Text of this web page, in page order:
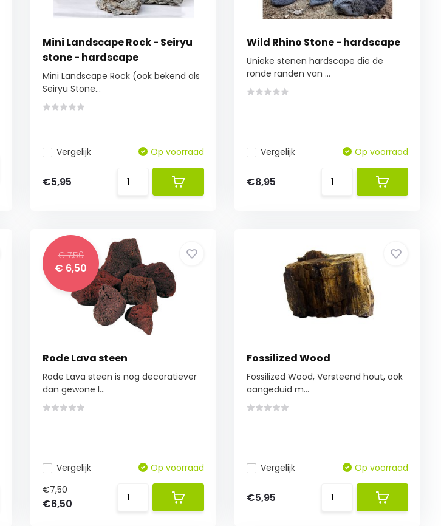
Mini Landscape Rock - Seiryu
stone - hardscape
Mini Landscape Rock (ook bekend als
Seiryu Stone...
Vergelijk Op voorraad
€5,95
Wild Rhino Stone - hardscape
Unieke stenen hardscape die de
ronde randen van ...
Vergelijk Op voorraad
€8,95
€ 7,50
€ 6,50
Rode Lava steen
Rode Lava steen is nog decoratiever
dan gewone l...
Vergelijk
Op voorraad
€7,50
€6,50
Fossilized Wood
Fossilized Wood, Versteend hout, ook
aangeduid m...
Vergelijk Op voorraad
€5,95